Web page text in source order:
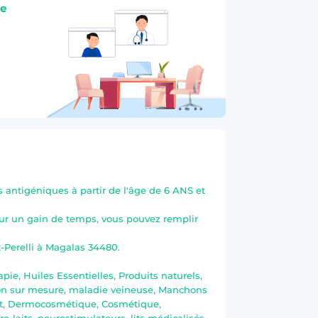
antigéniques à partir de l'âge de 6 ANS et
un gain de temps, vous pouvez remplir
à Magalas 34480.
Huiles Essentielles, Produits naturels,
sur mesure, maladie veineuse, Manchons
Dermocosmétique, Cosmétique,